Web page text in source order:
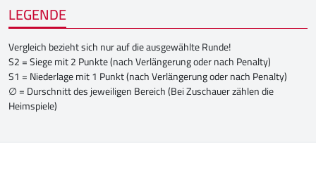
LEGENDE
Vergleich bezieht sich nur auf die ausgewählte Runde!
S2 = Siege mit 2 Punkte (nach Verlängerung oder nach Penalty)
S1 = Niederlage mit 1 Punkt (nach Verlängerung oder nach Penalty)
∅ = Durschnitt des jeweiligen Bereich (Bei Zuschauer zählen die
Heimspiele)